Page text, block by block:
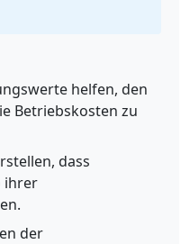
helfen, den
Betriebskosten zu
dass
ihrer
der